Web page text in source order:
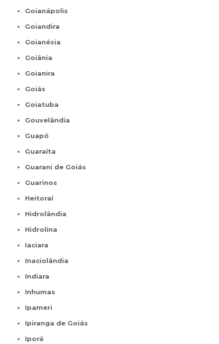
Goianápolis
Goiandira
Goianésia
Goiânia
Goianira
Goiás
Goiatuba
Gouvelândia
Guapó
Guaraíta
Guarani de Goiás
Guarinos
Heitoraí
Hidrolândia
Hidrolina
Iaciara
Inaciolândia
Indiara
Inhumas
Ipameri
Ipiranga de Goiás
Iporá